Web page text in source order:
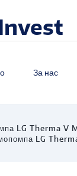
За нас
LG Therma V
LG